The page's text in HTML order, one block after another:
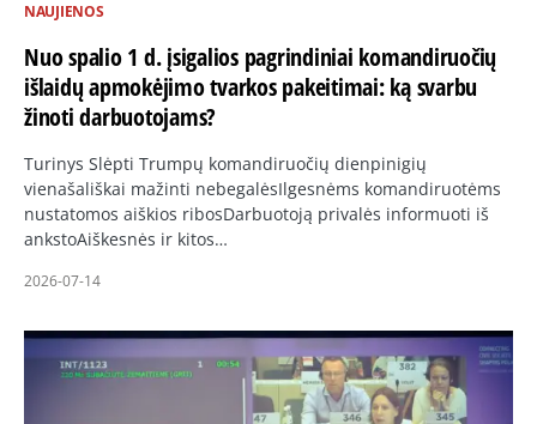
NAUJIENOS
Nuo spalio 1 d. įsigalios pagrindiniai komandiruočių
išlaidų apmokėjimo tvarkos pakeitimai: ką svarbu
žinoti darbuotojams?
Turinys Slėpti Trumpų komandiruočių dienpinigių
vienašališkai mažinti nebegalėsIlgesnėms komandiruotėms
nustatomos aiškios ribosDarbuotoją privalės informuoti iš
ankstoAiškesnės ir kitos…
2026-07-14